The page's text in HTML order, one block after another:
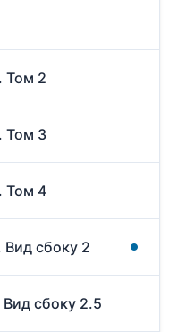
Том 2
Том 3
Том 4
Вид сбоку 2
сбоку 2.5